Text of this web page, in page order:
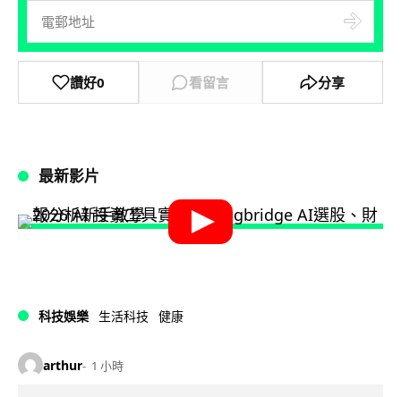
讚好0 看留言 分享
最新影片
科技娛樂 生活科技 健康
arthur 1 小時